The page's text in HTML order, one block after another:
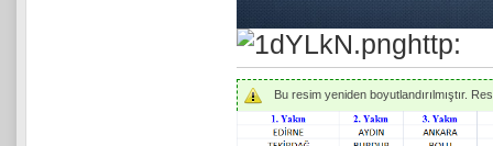
Bu resim yeniden boyutlandırılmıştır.